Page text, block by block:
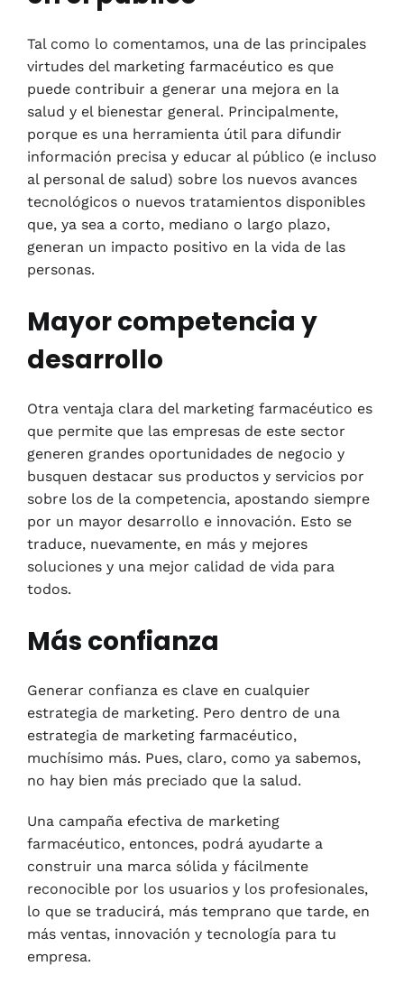
Tal como lo comentamos, una de las principales
virtudes del marketing farmacéutico es que
puede contribuir a generar una mejora en la
salud y el bienestar general. Principalmente,
porque es una herramienta útil para difundir
información precisa y educar al público (e incluso
al personal de salud) sobre los nuevos avances
tecnológicos o nuevos tratamientos disponibles
que, ya sea a corto, mediano o largo plazo,
generan un impacto positivo en la vida de las
personas.
Mayor competencia y
desarrollo
Otra ventaja clara del marketing farmacéutico es
que permite que las empresas de este sector
generen grandes oportunidades de negocio y
busquen destacar sus productos y servicios por
sobre los de la competencia, apostando siempre
por un mayor desarrollo e innovación. Esto se
traduce, nuevamente, en más y mejores
soluciones y una mejor calidad de vida para
todos.
Más confianza
Generar confianza es clave en cualquier
estrategia de marketing. Pero dentro de una
estrategia de marketing farmacéutico,
muchísimo más. Pues, claro, como ya sabemos,
no hay bien más preciado que la salud.
Una campaña efectiva de marketing
farmacéutico, entonces, podrá ayudarte a
construir una marca sólida y fácilmente
reconocible por los usuarios y los profesionales,
lo que se traducirá, más temprano que tarde, en
más ventas, innovación y tecnología para tu
empresa.